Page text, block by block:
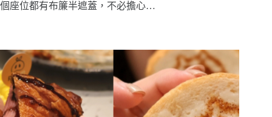
個座位都有布簾半遮蓋，不必擔心…